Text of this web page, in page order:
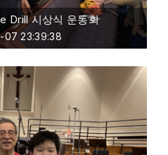
Drill 시상식 운동회
07 23:39:38